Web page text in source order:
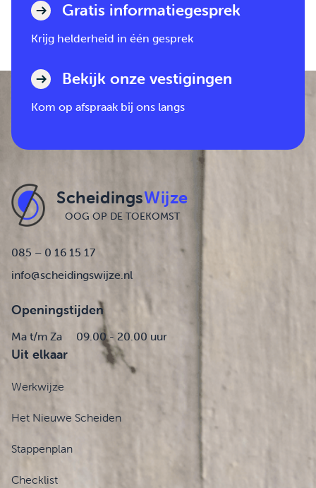
Gratis informatiegesprek
Krijg helderheid in één gesprek
Bekijk onze vestigingen
Kom op afspraak bij ons langs
ScheidingsWijze
OOG OP DE TOEKOMST
085 – 0 16 15 17
info@scheidingswijze.nl
Openingstijden
Ma t/m Za 09.00 - 20.00 uur
Uit elkaar
Werkwijze
Het Nieuwe Scheiden
Stappenplan
Checklist